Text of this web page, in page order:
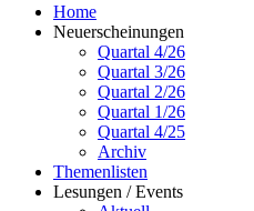
Home
Neuerscheinungen
Quartal 4/26
Quartal 3/26
Quartal 2/26
Quartal 1/26
Quartal 4/25
Archiv
Themenlisten
Lesungen / Events